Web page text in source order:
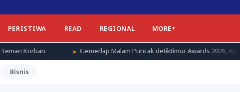
PERISTIWA READ REGIONAL MORE
Gemerlap Malam Puncak detiktimur Awards 2026, Apresiasi untuk
Bisnis